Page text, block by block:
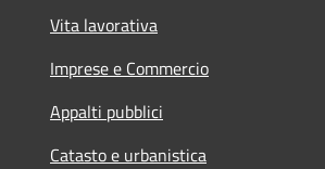
Vita lavorativa
Imprese e Commercio
Appalti pubblici
Catasto e urbanistica